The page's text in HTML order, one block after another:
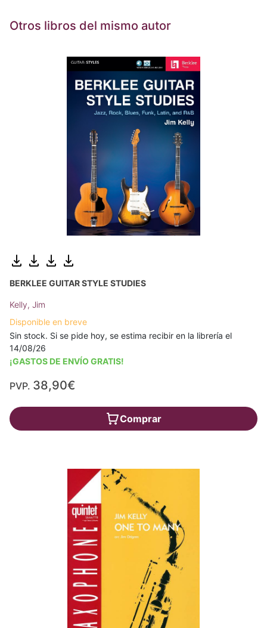
Otros libros del mismo autor
BERKLEE GUITAR STYLE STUDIES
Kelly, Jim
Disponible en breve
Sin stock. Si se pide hoy, se estima recibir en la librería el
14/08/26
¡GASTOS DE ENVÍO GRATIS!
PVP. 38,90€
Comprar